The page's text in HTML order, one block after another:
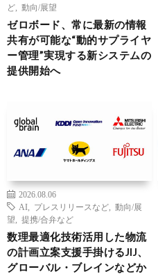
ど
動向/展望
ゼロボード、常に最新の情報
共有が可能な“動的サプライヤ
ー管理”実現する新システムの
提供開始へ
2026.08.06
AI
プレスリリースなど
動向/展
望
提携/合弁など
数理最適化技術活用した物流
の計画立案支援手掛けるJIJ、
グローバル・ブレインなどか